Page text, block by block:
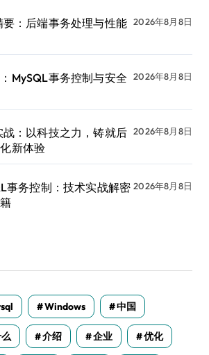
要：后端事务处理与性能 2026年8月8日
MySQL事务控制与安全
2026年8月8日
战：以科技之力，铸就后
新体验
2026年8月8日
事务控制：技术实战解密 2026年8月8日
Windows 中国
介绍 企业 优化